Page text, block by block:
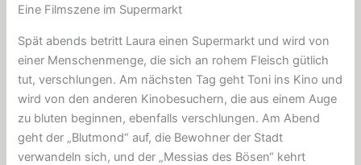
Eine Filmszene im Supermarkt
Spät abends betritt Laura einen Supermarkt und wird von
einer Menschenmenge, die sich an rohem Fleisch gütlich
tut, verschlungen. Am nächsten Tag geht Toni ins Kino und
wird von den anderen Kinobesuchern, die aus einem Auge
zu bluten beginnen, ebenfalls verschlungen. Am Abend
geht der „Blutmond“ auf, die Bewohner der Stadt
verwandeln sich, und der „Messias des Bösen“ kehrt